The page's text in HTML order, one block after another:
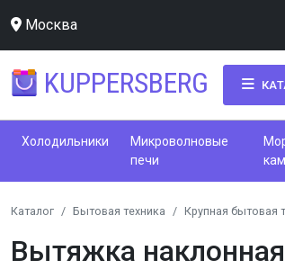
Москва
KUPPERSBERG
Холодильники
Микроволновые
печи
Каталог Бытовая техника Крупная бытовая
Вытяжка наклонная